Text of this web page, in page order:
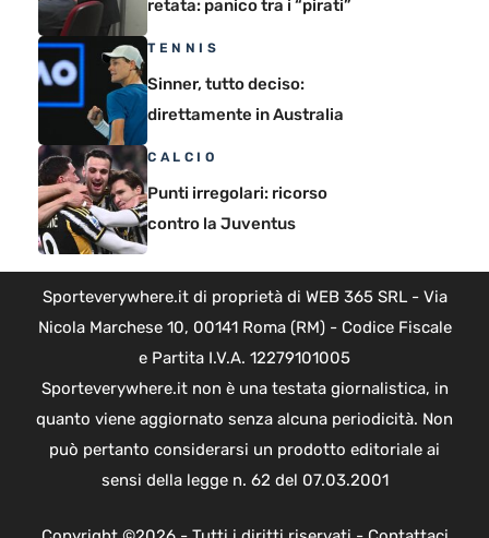
retata: panico tra i “pirati”
TENNIS
Sinner, tutto deciso:
direttamente in Australia
CALCIO
Punti irregolari: ricorso
contro la Juventus
Sporteverywhere.it di proprietà di WEB 365 SRL - Via
Nicola Marchese 10, 00141 Roma (RM) - Codice Fiscale
e Partita I.V.A. 12279101005
Sporteverywhere.it non è una testata giornalistica, in
quanto viene aggiornato senza alcuna periodicità. Non
può pertanto considerarsi un prodotto editoriale ai
sensi della legge n. 62 del 07.03.2001